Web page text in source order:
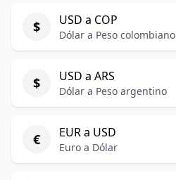
$ USD a COP
Dólar a Peso colombiano
$ USD a ARS
Dólar a Peso argentino
€ EUR a USD
Euro a Dólar